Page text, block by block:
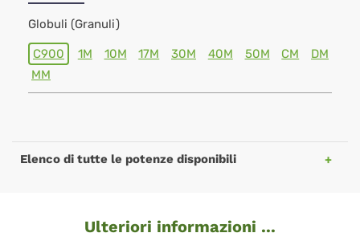
Globuli (Granuli)
C900 1M 10M 17M 30M 40M 50M CM
DM
MM
Elenco di tutte le potenze disponibili
Ulteriori informazioni ...